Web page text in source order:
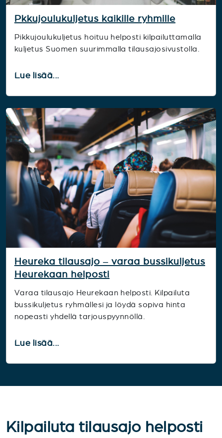
Pkkujoulukuljetus kaikille ryhmille
Pikkujoulukuljetus hoituu helposti kilpailuttamalla
kuljetus Suomen suurimmalla tilausajosivustolla.
Lue lisää...
Heureka tilausajo – varaa bussikuljetus
Heurekaan helposti
Varaa tilausajo Heurekaan helposti. Kilpailuta
bussikuljetus ryhmällesi ja löydä sopiva hinta
nopeasti yhdellä tarjouspyynnöllä.
Lue lisää...
Kilpailuta tilausajo helposti